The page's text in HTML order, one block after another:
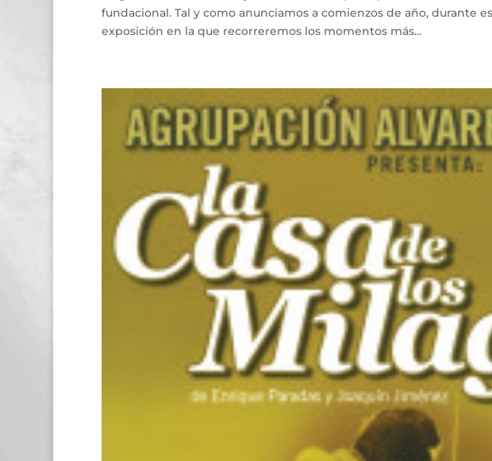
fundacional. Tal y como anunciamos a comienzos de año, durante
exposición en la que recorreremos los momentos más...